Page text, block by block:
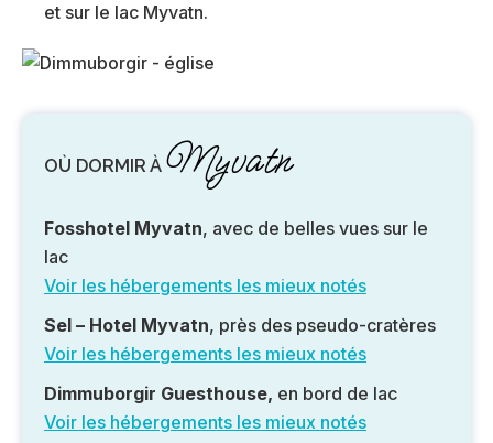
et sur le lac Myvatn.
OÙ DORMIR À Myvatn
Fosshotel Myvatn, avec de belles vues sur le
lac
Voir les hébergements les mieux notés
Sel – Hotel Myvatn, près des pseudo-cratères
Voir les hébergements les mieux notés
Dimmuborgir Guesthouse, en bord de lac
Voir les hébergements les mieux notés